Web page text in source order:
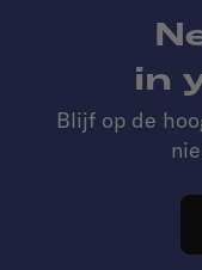
in
Blijf op de